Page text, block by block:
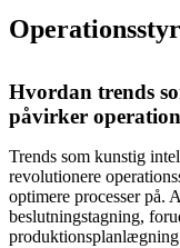
Hvordan trends
påvirker
Trends som kunstig
revolutionere
optimere processer på.
beslutningstagning,
produktionsplanlægning